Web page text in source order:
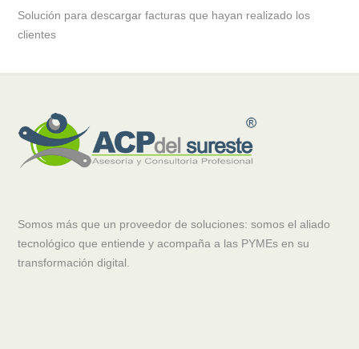
Solución para descargar facturas que hayan realizado los
clientes
Somos más que un proveedor de soluciones: somos el aliado
tecnológico que entiende y acompaña a las PYMEs en su
transformación digital.